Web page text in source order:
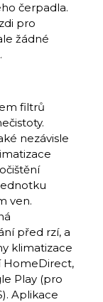
čerpadla.
pro
žádné
filtrů
nezávisle
ven.
před rzí, a
klimatizace
HomeDirect,
Play (pro
Aplikace